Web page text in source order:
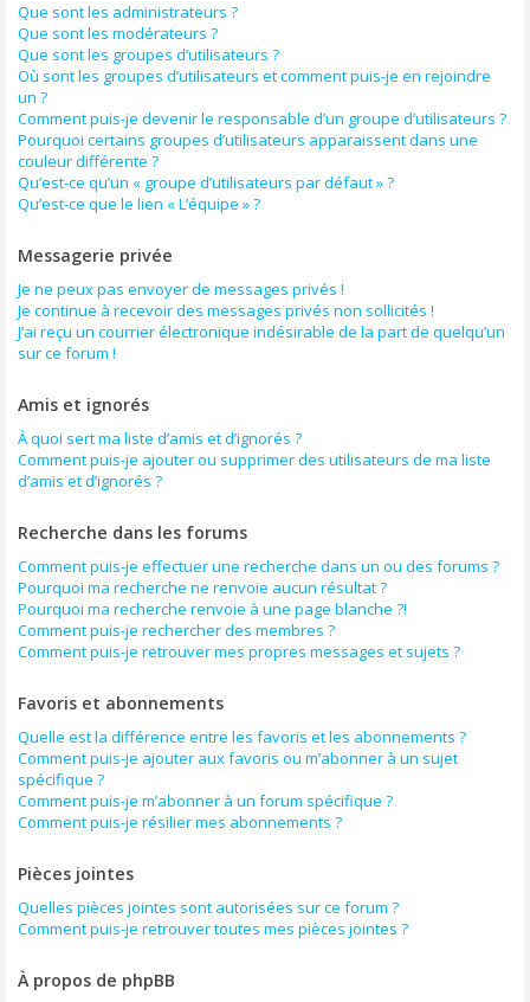
Que sont les administrateurs ?
Que sont les modérateurs ?
Que sont les groupes d’utilisateurs ?
Où sont les groupes d’utilisateurs et comment puis-je en rejoindre
un ?
Comment puis-je devenir le responsable d’un groupe d’utilisateurs ?
Pourquoi certains groupes d’utilisateurs apparaissent dans une
couleur différente ?
Qu’est-ce qu’un « groupe d’utilisateurs par défaut » ?
Qu’est-ce que le lien « L’équipe » ?
Messagerie privée
Je ne peux pas envoyer de messages privés !
Je continue à recevoir des messages privés non sollicités !
J’ai reçu un courrier électronique indésirable de la part de quelqu’un
sur ce forum !
Amis et ignorés
À quoi sert ma liste d’amis et d’ignorés ?
Comment puis-je ajouter ou supprimer des utilisateurs de ma liste
d’amis et d’ignorés ?
Recherche dans les forums
Comment puis-je effectuer une recherche dans un ou des forums ?
Pourquoi ma recherche ne renvoie aucun résultat ?
Pourquoi ma recherche renvoie à une page blanche ?!
Comment puis-je rechercher des membres ?
Comment puis-je retrouver mes propres messages et sujets ?
Favoris et abonnements
Quelle est la différence entre les favoris et les abonnements ?
Comment puis-je ajouter aux favoris ou m’abonner à un sujet
spécifique ?
Comment puis-je m’abonner à un forum spécifique ?
Comment puis-je résilier mes abonnements ?
Pièces jointes
Quelles pièces jointes sont autorisées sur ce forum ?
Comment puis-je retrouver toutes mes pièces jointes ?
À propos de phpBB